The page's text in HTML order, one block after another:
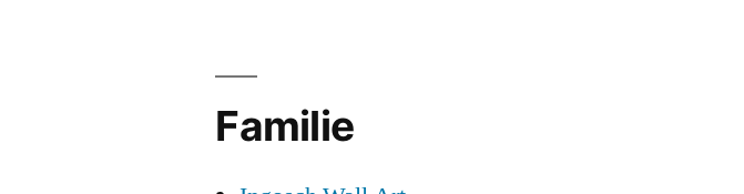
Familie